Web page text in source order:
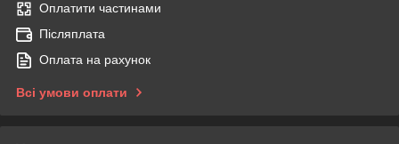
Оплатити частинами
Післяплата
Оплата на рахунок
Всі умови оплати